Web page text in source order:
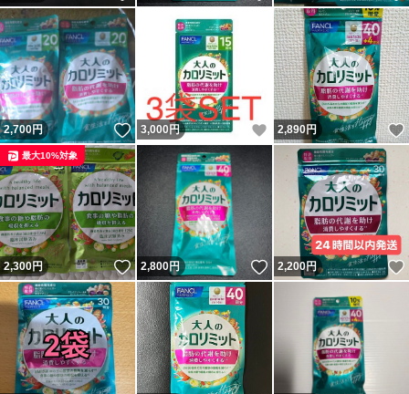
2,700円 いいね！
3,000 円 いいね！
2,890円
2,300円 いいね！
最大10%対象
2,800円 いいね！
2,200円